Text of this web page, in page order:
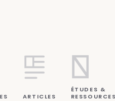
ARTICLES
ÉTUDES &
RESSOURCES